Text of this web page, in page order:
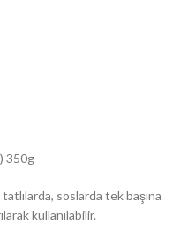
350g
soslarda tek başına
kullanılabilir.